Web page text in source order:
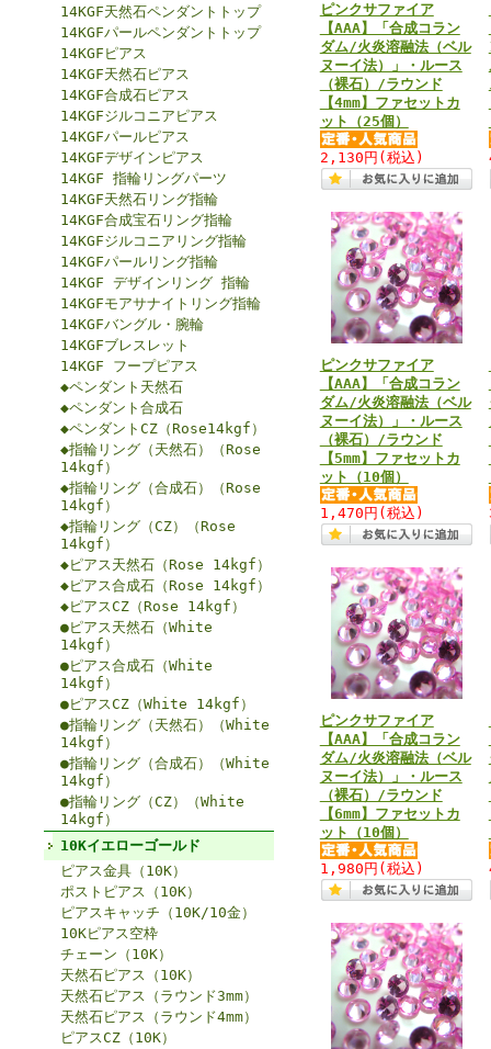
14KGF天然石ペンダントトップ
14KGFパールペンダントトップ
14KGFピアス
14KGF天然石ピアス
14KGF合成石ピアス
14KGFジルコニアピアス
14KGFパールピアス
14KGFデザインピアス
14KGF 指輪リングパーツ
14KGF天然石リング指輪
14KGF合成宝石リング指輪
14KGFジルコニアリング指輪
14KGFパールリング指輪
14KGF デザインリング 指輪
14KGFモアサナイトリング指輪
14KGFバングル・腕輪
14KGFブレスレット
14KGF フープピアス
◆ペンダント天然石
◆ペンダント合成石
◆ペンダントCZ（Rose14kgf）
◆指輪リング（天然石）（Rose
14kgf）
◆指輪リング（合成石）（Rose
14kgf）
◆指輪リング（CZ）（Rose
14kgf）
◆ピアス天然石（Rose 14kgf）
◆ピアス合成石（Rose 14kgf）
◆ピアスCZ（Rose 14kgf）
●ピアス天然石（White
14kgf）
●ピアス合成石（White
14kgf）
●ピアスCZ（White 14kgf）
●指輪リング（天然石）（White
14kgf）
●指輪リング（合成石）（White
14kgf）
●指輪リング（CZ）（White
14kgf）
10Kイエローゴールド
ピアス金具（10K）
ポストピアス（10K）
ピアスキャッチ（10K/10金）
10Kピアス空枠
チェーン（10K）
天然石ピアス（10K）
天然石ピアス（ラウンド3mm）
天然石ピアス（ラウンド4mm）
ピアスCZ（10K）
ピンクサファイア
【AAA】「合成コラン
ダム/火炎溶融法（ベル
ヌーイ法）」・ルース
（裸石）/ラウンド
【4mm】ファセットカ
ット（25個）
2,130円 (税込)
ピンクサファイア
【AAA】「合成コラン
ダム/火炎溶融法（ベル
ヌーイ法）」・ルース
（裸石）/ラウンド
【5mm】ファセットカ
ット（10個）
1,470円 (税込)
ピンクサファイア
【AAA】「合成コラン
ダム/火炎溶融法（ベル
ヌーイ法）」・ルース
（裸石）/ラウンド
【6mm】ファセットカ
ット（10個）
1,980円 (税込)